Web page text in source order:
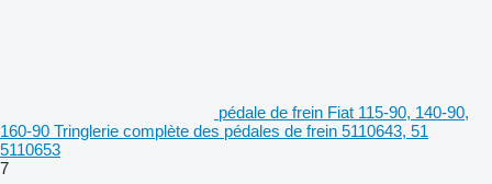
pédale de frein Fiat 115-90, 140-90,
160-90 Tringlerie complète des pédales de frein 5110643, 51
5110653
7